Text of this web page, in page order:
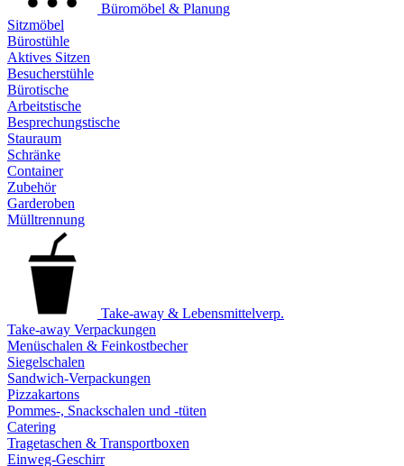
Büromöbel & Planung
Sitzmöbel
Bürostühle
Aktives Sitzen
Besucherstühle
Bürotische
Arbeitstische
Besprechungstische
Stauraum
Schränke
Container
Zubehör
Garderoben
Mülltrennung
Take-away & Lebensmittelverp.
Take-away Verpackungen
Menüschalen & Feinkostbecher
Siegelschalen
Sandwich-Verpackungen
Pizzakartons
Pommes-, Snackschalen und -tüten
Catering
Tragetaschen & Transportboxen
Einweg-Geschirr